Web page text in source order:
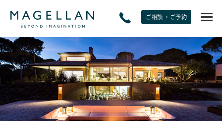
EXPERIENCE
非日常をたのしむ
JOURNAL
トラベルジャーナル
ご相談 ・ご予約